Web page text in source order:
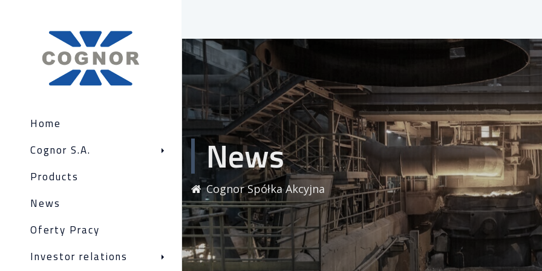
Home
Cognor S.A.
Products
News
Oferty Pracy
Investor relations
News
Cognor Spółka Akcyjna